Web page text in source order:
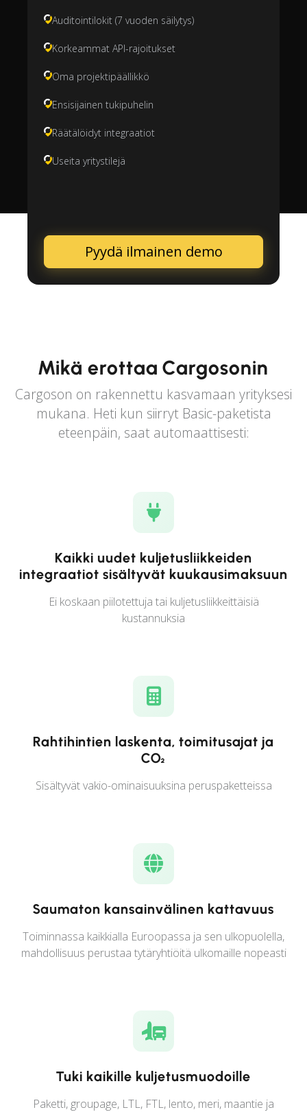
Auditointilokit (7 vuoden säilytys)
Korkeammat API-rajoitukset
Oma projektipäällikkö
Ensisijainen tukipuhelin
Räätälöidyt integraatiot
Useita yritystilejä
Pyydä ilmainen demo
Mikä erottaa Cargosonin
Cargoson on rakennettu kasvamaan yrityksesi
mukana. Heti kun siirryt Basic-paketista
eteenpäin, saat automaattisesti:
Kaikki uudet kuljetusliikkeiden
integraatiot sisältyvät kuukausimaksuun
Ei koskaan piilotettuja tai kuljetusliikkeittäisiä
kustannuksia
Rahtihintien laskenta, toimitusajat ja
CO₂
Sisältyvät vakio-ominaisuuksina peruspaketteissa
Saumaton kansainvälinen kattavuus
Toiminnassa kaikkialla Euroopassa ja sen ulkopuolella,
mahdollisuus perustaa tytäryhtiöitä ulkomaille nopeasti
Tuki kaikille kuljetusmuodoille
Paketti, groupage, LTL, FTL, lento, meri, maantie ja